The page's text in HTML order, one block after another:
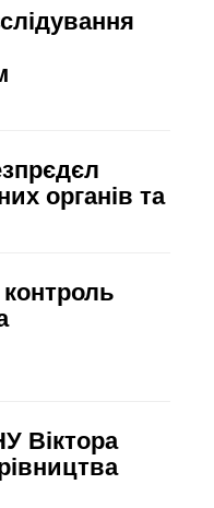
органів та
Віктора